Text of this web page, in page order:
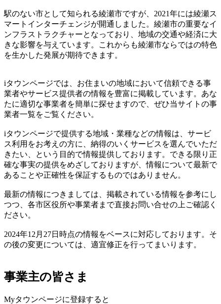
駅のない市として知られる綾瀬市ですが、2021年には綾瀬ス
マートインターチェンジが開通しました。綾瀬市の重要なイ
ンフラストラクチャーとなっており、地域の交通や経済に大
きな影響を与えています。これからも綾瀬市ならではの特色
を生かした発展が期待できます。
iタウンページでは、お住まいの地域において信頼できる事
業者やサービス提供者の情報を豊富に掲載しています。あな
たに適切な事業者を簡単に探せますので、ぜひ当サイトの事
業者一覧をご覧ください。
iタウンページで提供する地域・業種などの情報は、サービ
ス利用をお考えの方に、納得のいくサービスを選んでいただ
きたい、という目的で情報提供しております。できる限り正
確な事実の提供をめざしておりますが、情報について最新で
あることや正確性を保証するものではありません。
最新の情報につきましては、掲載されている情報を参考にし
つつ、各市区役所や事業者まで直接お問い合せの上ご確認く
ださい。
2024年12月27日時点の情報をベースに対応しております。そ
の後の変更については、適宜修正を行ってまいります。
事業主の皆さま
Myタウンページに登録すると